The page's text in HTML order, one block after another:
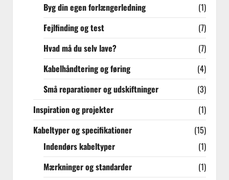
Byg din egen forlængerledning
(1)
Fejlfinding og test
(7)
Hvad må du selv lave?
(7)
Kabelhåndtering og føring
(4)
Små reparationer og udskiftninger
(3)
Inspiration og projekter
(1)
Kabeltyper og specifikationer
(15)
Indendørs kabeltyper
(1)
Mærkninger og standarder
(1)